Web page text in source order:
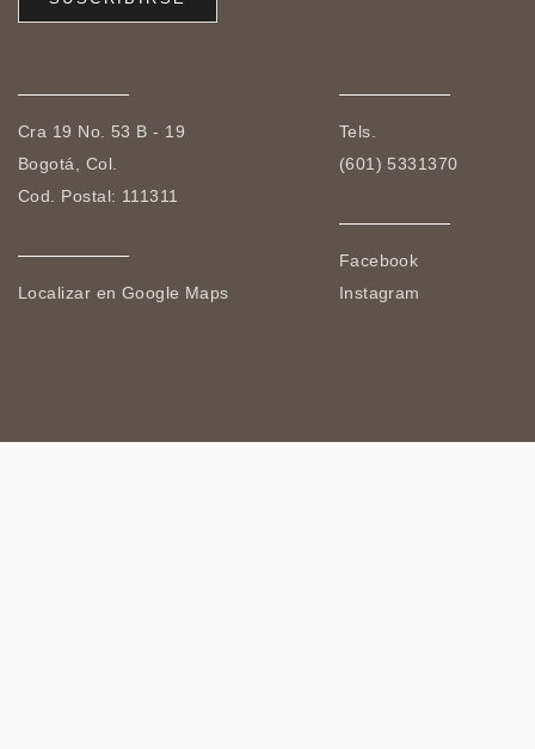
Cra 19 No. 53 B - 19
Bogotá, Col.
Cod. Postal: 111311
Localizar en Google Maps
Tels.
(601) 5331370
Facebook
Instagram